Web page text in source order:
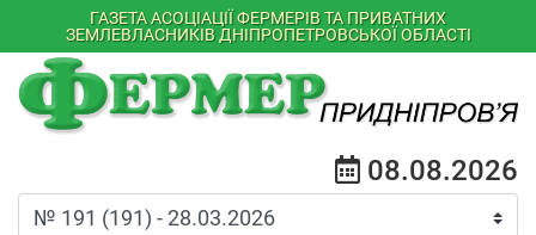
ГАЗЕТА АСОЦІАЦІЇ ФЕРМЕРІВ ТА ПРИВАТНИХ
ЗЕМЛЕВЛАСНИКІВ ДНІПРОПЕТРОВСЬКОЇ ОБЛАСТІ
08.08.2026